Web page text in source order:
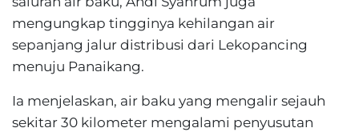
mengungkap tingginya kehilangan air
sepanjang jalur distribusi dari Lekopancing
menuju Panaikang.
Ia menjelaskan, air baku yang mengalir sejauh
sekitar 30 kilometer mengalami penyusutan